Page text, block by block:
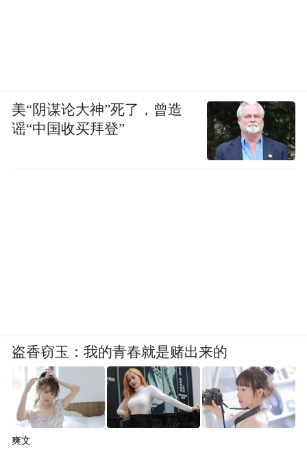
美“阴谋论大神”死了，曾造
谣“中国收买拜登”
盗香窃玉：我的青春就是赌出来的
爽文